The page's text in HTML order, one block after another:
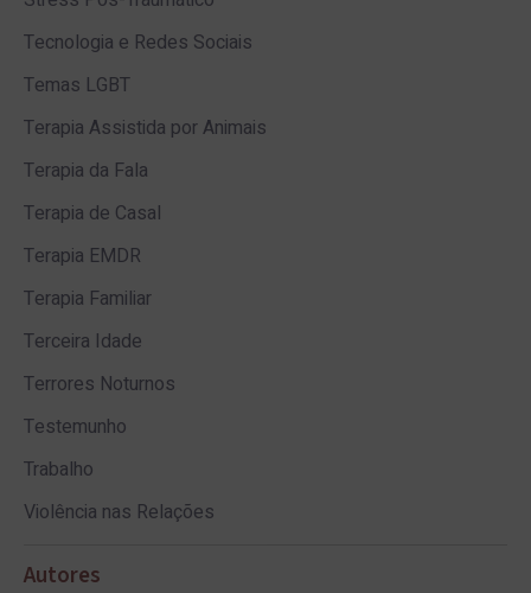
Tecnologia e Redes Sociais
Temas LGBT
Terapia Assistida por Animais
Terapia da Fala
Terapia de Casal
Terapia EMDR
Terapia Familiar
Terceira Idade
Terrores Noturnos
Testemunho
Trabalho
Violência nas Relações
Autores